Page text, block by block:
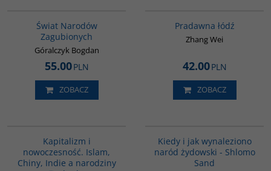
Świat Narodów
Zagubionych
Góralczyk Bogdan
55.00PLN
ZOBACZ
Pradawna łódź
Zhang Wei
42.00PLN
ZOBACZ
Kapitalizm i
nowoczesność. Islam,
Chiny, Indie a narodziny
Kiedy i jak wynaleziono
naród żydowski - Shlomo
Sand